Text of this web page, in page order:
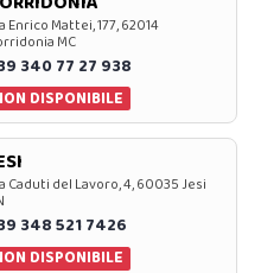
Enrico Mattei, 177, 62014
MC
340 77 27 938
DISPONIBILE
Caduti del Lavoro, 4, 60035 Jesi
348 521 7426
DISPONIBILE